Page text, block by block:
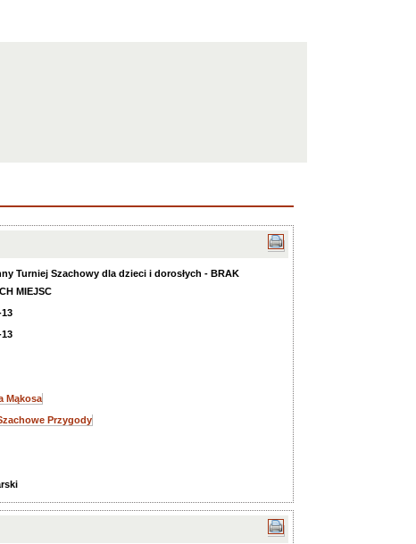
Turniej Szachowy dla dzieci i dorosłych - BRAK
MIEJSC
13
13
Mąkosa
Przygody